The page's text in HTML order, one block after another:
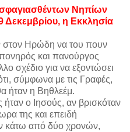
Νηπίων
Δεκεμβρίου, η Εκκλησία
στον Ηρώδη να του πουν
και πανούργος
σχέδιο για να εξοντώσει
σύμφωνα με τις Γραφές,
ήταν η Βηθλεέμ.
ο Ιησούς, αν βρισκόταν
της και επειδή
κάτω από δύο χρονών,